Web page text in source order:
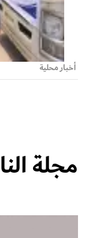
أخبار محلية
مجلة